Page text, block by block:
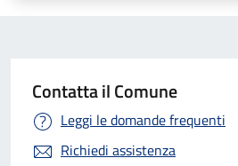
Contatta il Comune
Leggi le domande frequenti
Richiedi assistenza